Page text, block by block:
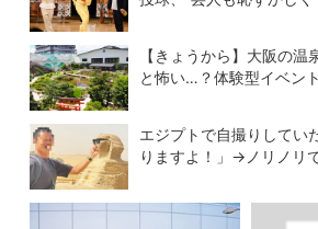
【きょうから】大阪の温
と怖い…？体験型イベン
エジプトで自撮りしてい
りますよ！」→ノリノリ